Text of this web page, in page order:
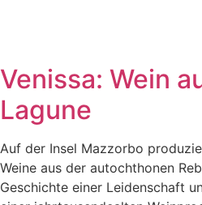
Venissa: Wein
Lagune
Auf der Insel Mazzorbo
Weine aus der autochthonen
Geschichte einer Leidenschaft